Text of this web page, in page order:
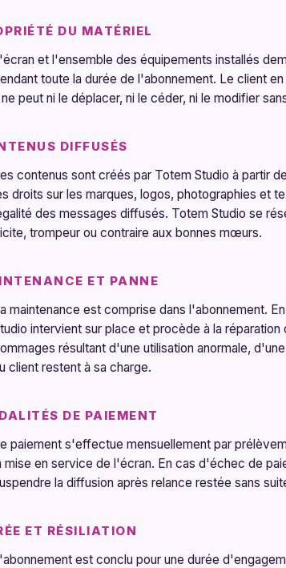
DU MATÉRIEL
et l'ensemble des équipements installés
toute la durée de l'abonnement. Le client
ne peut ni le déplacer, ni le céder, ni le modifier
DIFFUSÉS
contenus sont créés par Totem Studio à partir
droits sur les marques, logos, photographies et
des messages diffusés. Totem Studio se
trompeur ou contraire aux bonnes mœurs.
ET PANNE
maintenance est comprise dans l'abonnement.
intervient sur place et procède à la
résultant d'une utilisation anormale,
client restent à sa charge.
DE PAIEMENT
paiement s'effectue mensuellement par
mise en service de l'écran. En cas d'échec de
la diffusion après relance restée sans
ET RÉSILIATION
est conclu pour une durée